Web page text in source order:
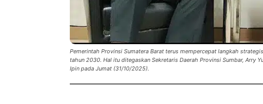
Pemerintah Provinsi Sumatera Barat terus mempercepat langkah
tahun 2030. Hal itu ditegaskan Sekretaris Daerah Provinsi Sumbar, Arry
Ipin pada Jumat (31/10/2025).